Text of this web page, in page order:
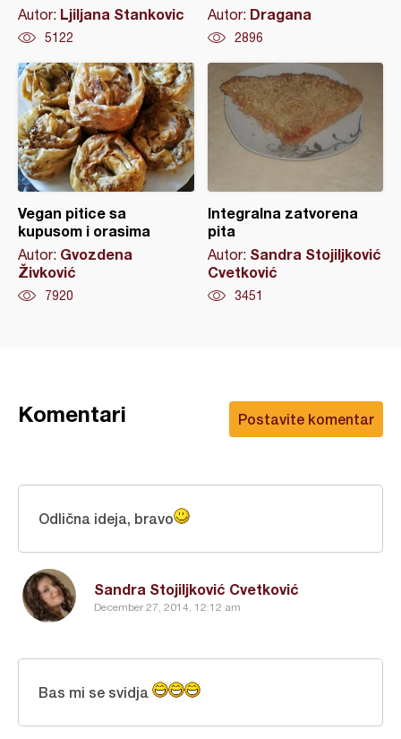
Autor: Ljiljana Stankovic
5122
Autor: Dragana
2896
Vegan pitice sa
kupusom i orasima
Autor: Gvozdena
Živković
7920
Integralna zatvorena
pita
Autor: Sandra Stojiljković
Cvetković
3451
Postavite komentar
Komentari
Sandra Stojiljković Cvetković
December 27, 2014, 12:12 am
Odlična ideja, bravo
Bas mi se svidja